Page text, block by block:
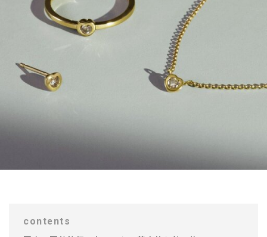
contents